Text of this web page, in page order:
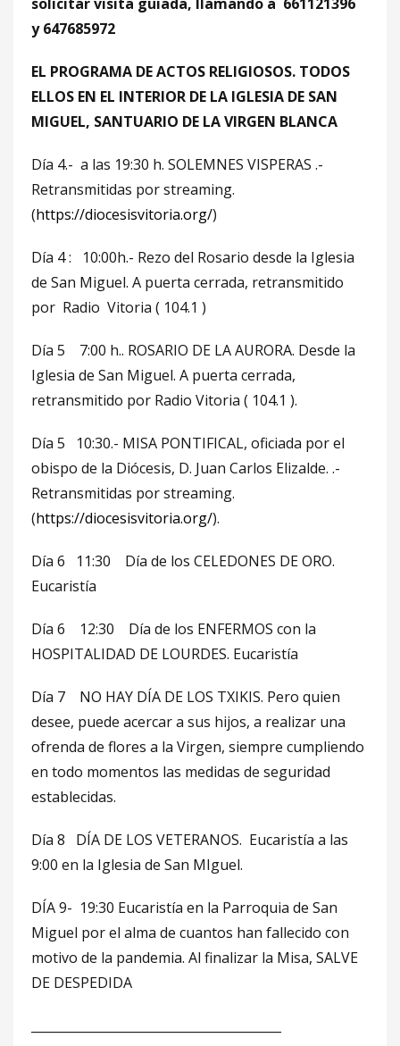
y 647685972
EL PROGRAMA DE ACTOS RELIGIOSOS. TODOS
ELLOS EN EL INTERIOR DE LA IGLESIA DE SAN
MIGUEL, SANTUARIO DE LA VIRGEN BLANCA
Día 4.- a las 19:30 h. SOLEMNES VISPERAS .-
Retransmitidas por streaming.
(https://diocesisvitoria.org/)
Día 4 : 10:00h.- Rezo del Rosario desde la Iglesia
de San Miguel. A puerta cerrada, retransmitido
por Radio Vitoria ( 104.1 )
Día 5 7:00 h.. ROSARIO DE LA AURORA. Desde la
Iglesia de San Miguel. A puerta cerrada,
retransmitido por Radio Vitoria ( 104.1 ).
Día 5 10:30.- MISA PONTIFICAL, oficiada por el
obispo de la Diócesis, D. Juan Carlos Elizalde. .-
Retransmitidas por streaming.
(https://diocesisvitoria.org/).
Día 6 11:30 Día de los CELEDONES DE ORO.
Eucaristía
Día 6 12:30 Día de los ENFERMOS con la
HOSPITALIDAD DE LOURDES. Eucaristía
Día 7 NO HAY DÍA DE LOS TXIKIS. Pero quien
desee, puede acercar a sus hijos, a realizar una
ofrenda de flores a la Virgen, siempre cumpliendo
en todo momentos las medidas de seguridad
establecidas.
Día 8 DÍA DE LOS VETERANOS. Eucaristía a las
9:00 en la Iglesia de San MIguel.
DÍA 9- 19:30 Eucaristía en la Parroquia de San
Miguel por el alma de cuantos han fallecido con
motivo de la pandemia. Al finalizar la Misa, SALVE
DE DESPEDIDA